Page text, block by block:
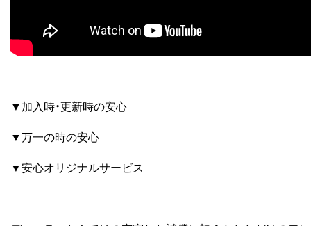
▼加入時・更新時の安心
▼万一の時の安心
▼安心オリジナルサービス